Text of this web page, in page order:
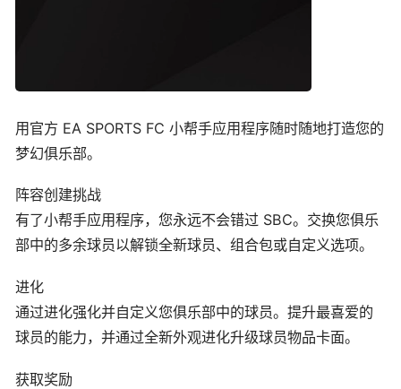
用官方 EA SPORTS FC 小帮手应用程序随时随地打造您的
梦幻俱乐部。
阵容创建挑战
有了小帮手应用程序，您永远不会错过 SBC。交换您俱乐
部中的多余球员以解锁全新球员、组合包或自定义选项。
进化
通过进化强化并自定义您俱乐部中的球员。提升最喜爱的
球员的能力，并通过全新外观进化升级球员物品卡面。
获取奖励